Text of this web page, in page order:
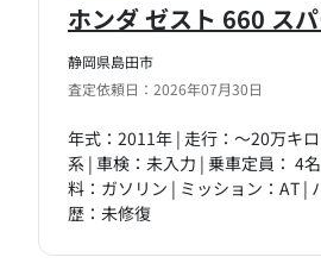
静岡県島田市
査定依頼日：2026年07月30日
ホンダ ゼスト 660 ス
年式：2011年 | 走行：～20万キ
系 | 車検：未入力 | 乗車定員： 4
料：ガソリン | ミッション：AT |
歴：未修復